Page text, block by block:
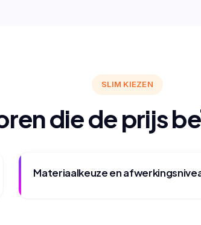
SLIM KIEZEN
die de prijs
Materiaalkeuze en